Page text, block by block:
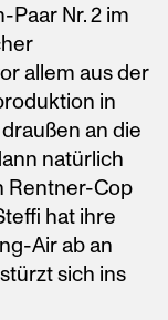
Nr. 2 im
allem aus der
in
an die
natürlich
Rentner-Cop
hat ihre
Air ab an
sich ins